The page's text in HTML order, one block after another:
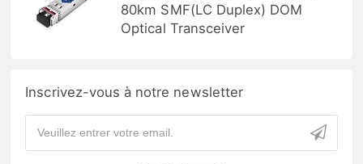
80km SMF(LC Duplex) DOM
Optical Transceiver
Inscrivez-vous à notre newsletter